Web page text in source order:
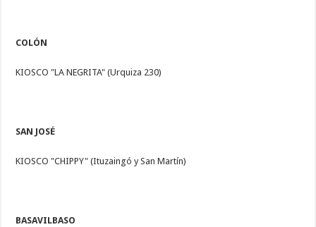
COLÓN
KIOSCO "LA NEGRITA" (Urquiza 230)
SAN JOSÉ
KIOSCO "CHIPPY" (Ituzaingó y San Martín)
BASAVILBASO